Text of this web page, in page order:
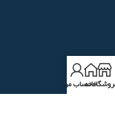
خانهحساب من